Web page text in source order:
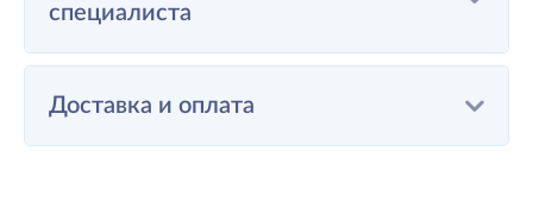
специалиста
Доставка и оплата